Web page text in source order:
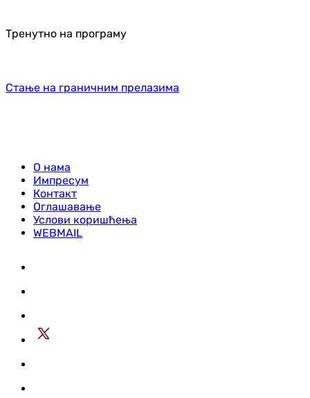
Тренутно на програму
Стање на граничним прелазима
О нама
Импресум
Контакт
Оглашавање
Услови коришћења
WEBMAIL